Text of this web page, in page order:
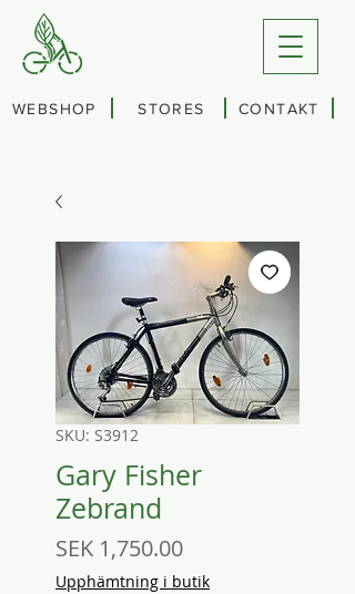
WEBSHOP STORES CONTAKT
SKU: S3912
Gary Fisher
Zebrand
SEK 1,750.00Price
Upphämtning i butik